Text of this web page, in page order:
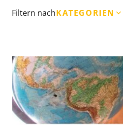
Filtern nachKATEGORIEN